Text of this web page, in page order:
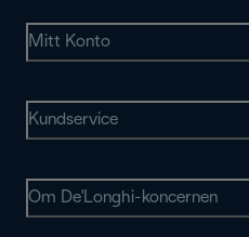
Mitt Konto
Kundservice
Om De'Longhi-koncernen